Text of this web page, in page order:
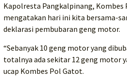
Kapolresta Pangkalpinang, Kombes
mengatakan hari ini kita bersama-
deklarasi pembubaran geng motor.
“Sebanyak 10 geng motor yang
totalnya ada sekitar 12 geng motor
ucap Kombes Pol Gatot.